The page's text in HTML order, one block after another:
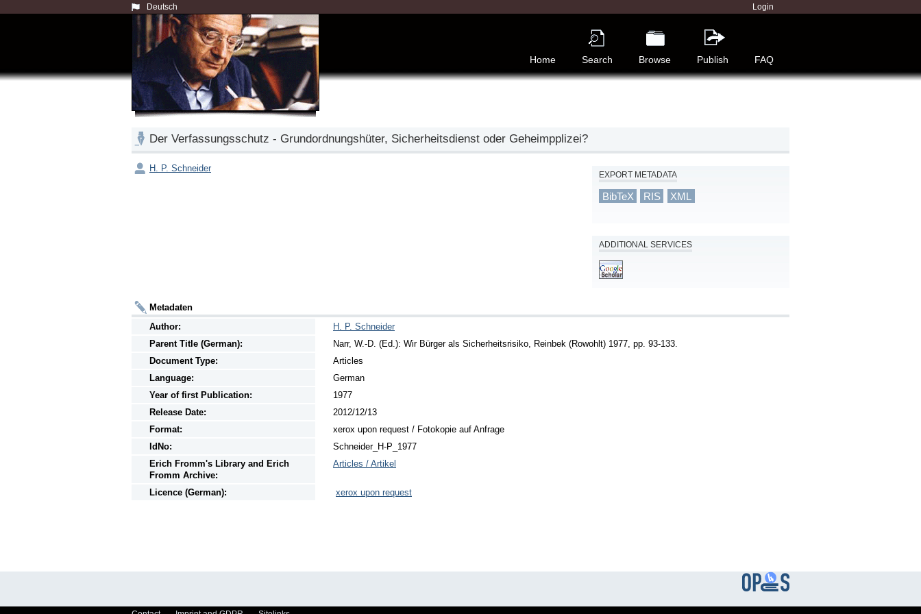
Deutsch Login
Home Search Browse Publish FAQ
Der Verfassungsschutz - Grundordnungshüter, Sicherheitsdienst oder Geheimpplizei?
H. P. Schneider
EXPORT METADATA
BibTeX RIS XML
ADDITIONAL SERVICES
Metadaten
Author:
H. P. Schneider
Parent Title (German):
Narr, W.-D. (Ed.): Wir Bürger als Sicherheitsrisiko, Reinbek (Rowohlt) 1977, pp. 93-133.
Document Type:
Articles
Language:
German
Year of first Publication:
1977
Release Date:
2012/12/13
Format:
xerox upon request / Fotokopie auf Anfrage
IdNo:
Schneider_H-P_1977
Erich Fromm's Library and Erich
Fromm Archive:
Articles / Artikel
Licence (German): xerox upon request